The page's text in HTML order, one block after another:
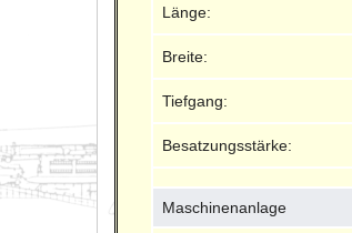
Länge:
Breite:
Tiefgang:
Besatzungsstärke:
Maschinenanlage